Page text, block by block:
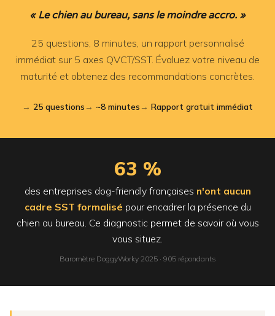
« Le chien au bureau, sans le moindre accro. »
25 questions, 8 minutes, un rapport personnalisé
immédiat sur 5 axes QVCT/SST. Évaluez votre niveau de
maturité et obtenez des recommandations concrètes.
25 questions ~8 minutes Rapport gratuit immédiat
63 %
des entreprises dog-friendly françaises n'ont aucun
cadre SST formalisé pour encadrer la présence du
chien au bureau. Ce diagnostic permet de savoir où vous
vous situez.
Baromètre DoggyWorky 2025 · 905 répondants